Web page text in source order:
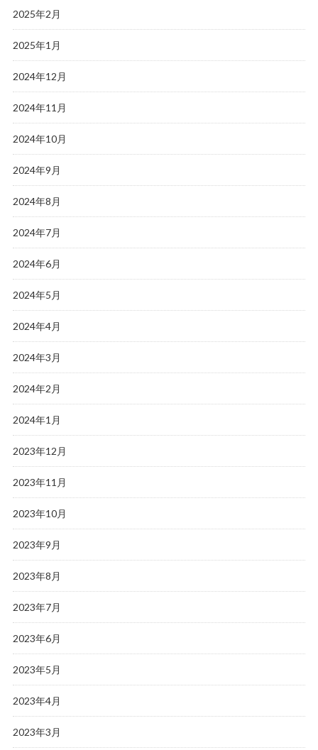
2025年2月
2025年1月
2024年12月
2024年11月
2024年10月
2024年9月
2024年8月
2024年7月
2024年6月
2024年5月
2024年4月
2024年3月
2024年2月
2024年1月
2023年12月
2023年11月
2023年10月
2023年9月
2023年8月
2023年7月
2023年6月
2023年5月
2023年4月
2023年3月